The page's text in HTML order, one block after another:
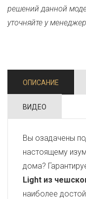
решений данной
уточняйте у
ОПИСАНИЕ
ВИДЕО
Вы озадачены
настоящему
дома?
Light из
наиболее